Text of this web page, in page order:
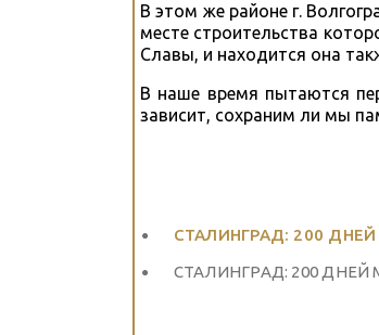
В этом же районе г.
месте строительства
Славы, и находится она
В наше время пытаются
зависит, сохраним ли мы
СТАЛИНГРАД: 200
СТАЛИНГРАД: 200